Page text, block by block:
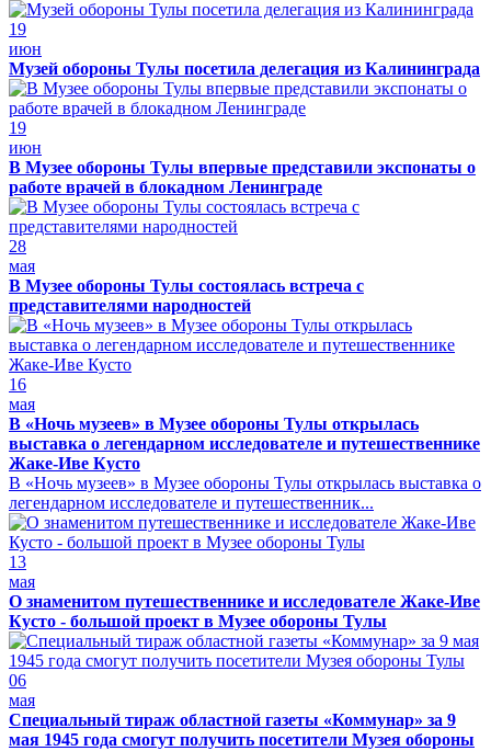
19
июн
Музей обороны Тулы посетила делегация из Калининграда
19
июн
В Музее обороны Тулы впервые представили экспонаты о
работе врачей в блокадном Ленинграде
28
мая
В Музее обороны Тулы состоялась встреча с
представителями народностей
16
мая
В «Ночь музеев» в Музее обороны Тулы открылась
выставка о легендарном исследователе и путешественнике
Жаке-Иве Кусто
В «Ночь музеев» в Музее обороны Тулы открылась выставка о
легендарном исследователе и путешественник...
13
мая
О знаменитом путешественнике и исследователе Жаке-Иве
Кусто - большой проект в Музее обороны Тулы
06
мая
Специальный тираж областной газеты «Коммунар» за 9
мая 1945 года смогут получить посетители Музея обороны